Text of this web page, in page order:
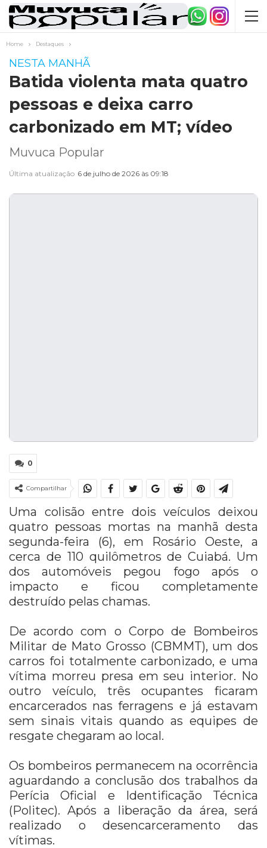
Home Destaques
NESTA MANHÃ
Batida violenta mata quatro
pessoas e deixa carro
carbonizado em MT; vídeo
Muvuca Popular
Última atualização 6 de julho de 2026 às 09:18
0
Compartilhar
Uma colisão entre dois veículos deixou
quatro pessoas mortas na manhã desta
segunda-feira (6), em Rosário Oeste, a
cerca de 110 quilômetros de Cuiabá. Um
dos automóveis pegou fogo após o
impacto e ficou completamente
destruído pelas chamas.
De acordo com o Corpo de Bombeiros
Militar de Mato Grosso (CBMMT), um dos
carros foi totalmente carbonizado, e uma
vítima morreu presa em seu interior. No
outro veículo, três ocupantes ficaram
encarcerados nas ferragens e já estavam
sem sinais vitais quando as equipes de
resgate chegaram ao local.
Os bombeiros permanecem na ocorrência
aguardando a conclusão dos trabalhos da
Perícia Oficial e Identificação Técnica
(Politec). Após a liberação da área, será
realizado o desencarceramento das
vítimas.